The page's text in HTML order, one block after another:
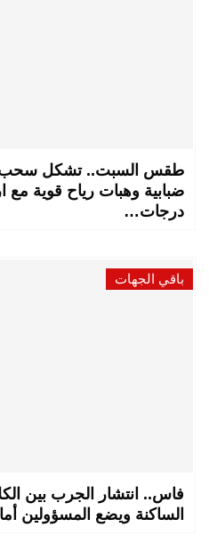
طقس السبت.. تشكل سحب
ضبابية وهبات رياح قوية
درجات…
باقي الجهات
فاس.. انتشار الجرب بين
الساكنة ويضع المسؤولين